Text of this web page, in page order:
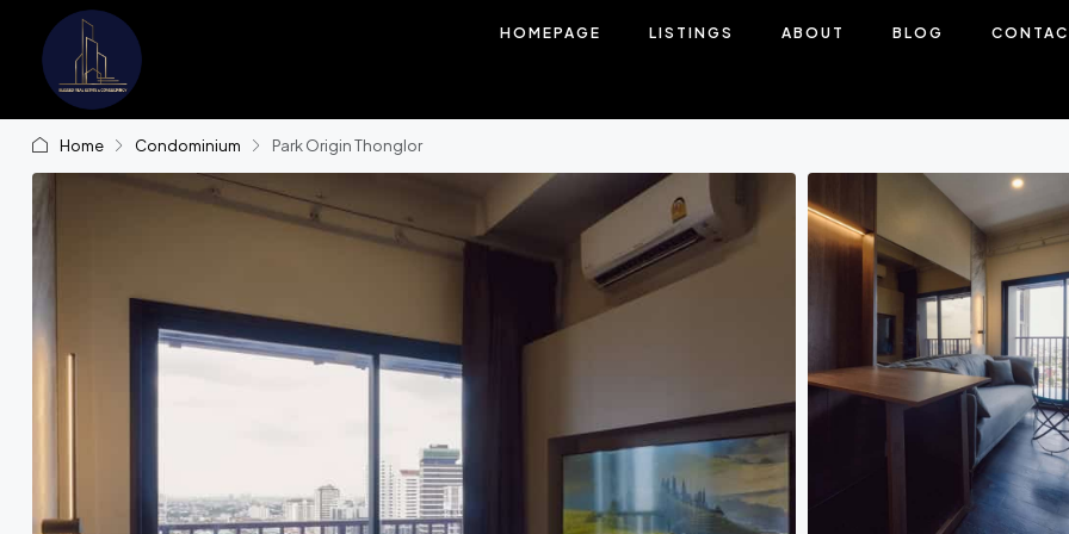
HOMEPAGE LISTINGS ABOUT BLOG
Home Condominium Park Origin Thonglor